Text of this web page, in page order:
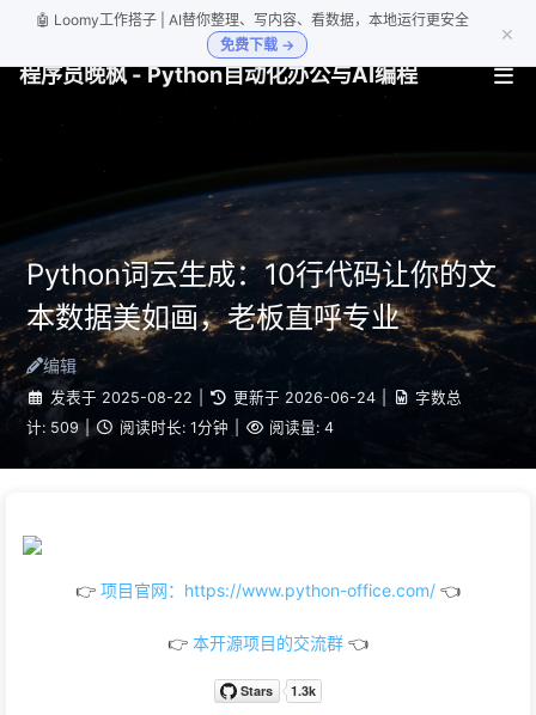
🤖 Loomy工作搭子 | AI替你整理、写内容、看数据，本地运行更安全
免费下载 →
×
程序员晚枫 - Python自动化办公与AI编程
Python词云生成：10行代码让你的文
本数据美如画，老板直呼专业
编辑
发表于 2025-08-22 更新于 2026-06-24
字数总
计: 509 | 阅读时长: 1分钟 阅读量: 4
👉 项目官网：https://www.python-office.com/ 👈
👉 本开源项目的交流群 👈